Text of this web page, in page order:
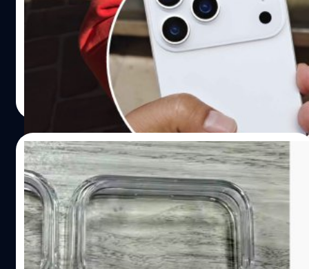
หลังมีข่าวลือให้เราเห็นกันมาตลอดก็ทำให้ iPhone 17 เป็นหนึ่ง
ในสมาร์ตโฟนที่ถูกจับตามองมากที่สุดในปี 2025 แต่ตัวคุ้มค่า
อีกหนึ่งรุ่นในตระกูลคงหนีไม่พ้น iPhone 17 Pro คาดว่าจะมา
พร้อมกับการเปลี่ยนแปลงด้านดีไซน์ที่สำคัญ โดยมีการ
ออกแบบกล้องหลังใหม่ในรูปแบบ "Camera bar" ที่ยืดออก
แนวนอนคล้ายกับ Google Pixel 9 ซึ่งแตกต่างจากดีไซน์กล้อง
สามเหลี่ยมในรุ่นก่อน ๆ นอกจากนี้ ยังมีการปรับปรุงด้านวัสดุ
โดยอาจเปลี่ยนจากกรอบไทเทเนียมเป็นอะลูมิเนียม เพื่อความ
เบาและความทนทานที่ดีขึ้น และมีรายงานว่า iPhone 17 Pro
จะมีสีใหม่ชื่อ "Sky Blue" ซึ่งได้รับแรงบันดาลใจจากท้องฟ้า
ในยามเช้า สีนี้เคยใช้ใน MacBook Air รุ่นล่าสุด และอาจกลาย
เป็นสีเด่นของ iPhone รุ่นนี้ ซึ่งล่าสุดแอ็กเคานต์ใน X (Twitter)
ชื่อ @MajinBuOfficial ได้มีการปล่อยภาพหลุดตัวเครื่องเต็ม
ๆ ออกมา ซึ่งมีความเป็นไปได้สูงเพราะว่าเก็งแม่นทุกปี iPhone
17 Pro ถ้าตามคาดจะใช้ชิป A19 Pro ที่ผลิตด้วยกระบวนการ
3…
อมลวรรณ ศรัทธานนท์ | 466 days ago
10/04/2025
ภาพหลุดเคส iPhone 17 Pro เผยมาพร้อม
โมดูลกล้องหลังขนาดใหญ่ชัดเจน
Sonny Dickson ได้เปิดเผยภาพเคสของ iPhone 17 Pro ซึ่งดู
เหมือนว่าจะมีดีไซน์โมดูลกล้องหลังขนาดใหญ่ตรงตามข่าวลือ
มากมายที่หลุดมาก่อนหน้านี้